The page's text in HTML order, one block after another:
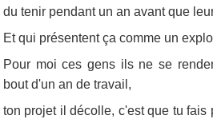
du tenir pendant un an avant que
Et qui présentent ça comme un
Pour moi ces gens ils ne se
bout d'un an de travail,
ton projet il décolle, c'est que tu fais